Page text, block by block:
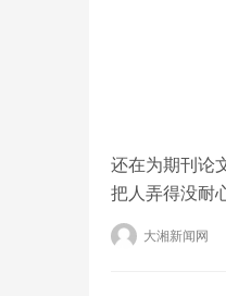
还在为期刊论
把人弄得没耐
给思路，AI写
写教材也能帮
大湘新闻网